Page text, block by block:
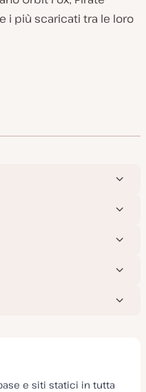
i più scaricati tra le loro
e siti statici in tutta